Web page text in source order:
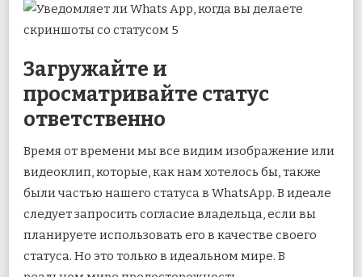
Загружайте и
просматривайте статус
ответственно
Время от времени мы все видим изображение или
видеоклип, которые, как нам хотелось бы, также
были частью нашего статуса в WhatsApp. В идеале
следует запросить согласие владельца, если вы
планируете использовать его в качестве своего
статуса. Но это только в идеальном мире. В